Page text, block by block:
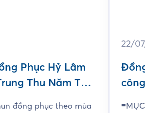
Phục Hỷ Lâm
Thu Năm Thứ
đồng phục theo mùa
22/